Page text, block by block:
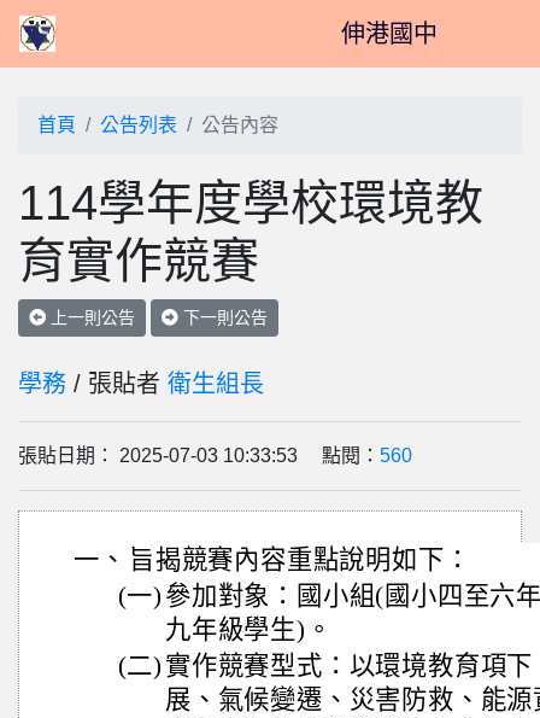
伸港國中
首頁 公告列表 公告內容
114學年度學校環境教
育實作競賽
上一則公告 下一則公告
學務 / 張貼者 衛生組長
張貼日期： 2025-07-03 10:33:53 點閱： 560
一、 旨揭競賽內容重點說明如下：
(一) 參加對象：國小組(國小四至六
九年級學生)。
(二) 實作競賽型式：以環境教育項
展、氣候變遷、災害防救、能